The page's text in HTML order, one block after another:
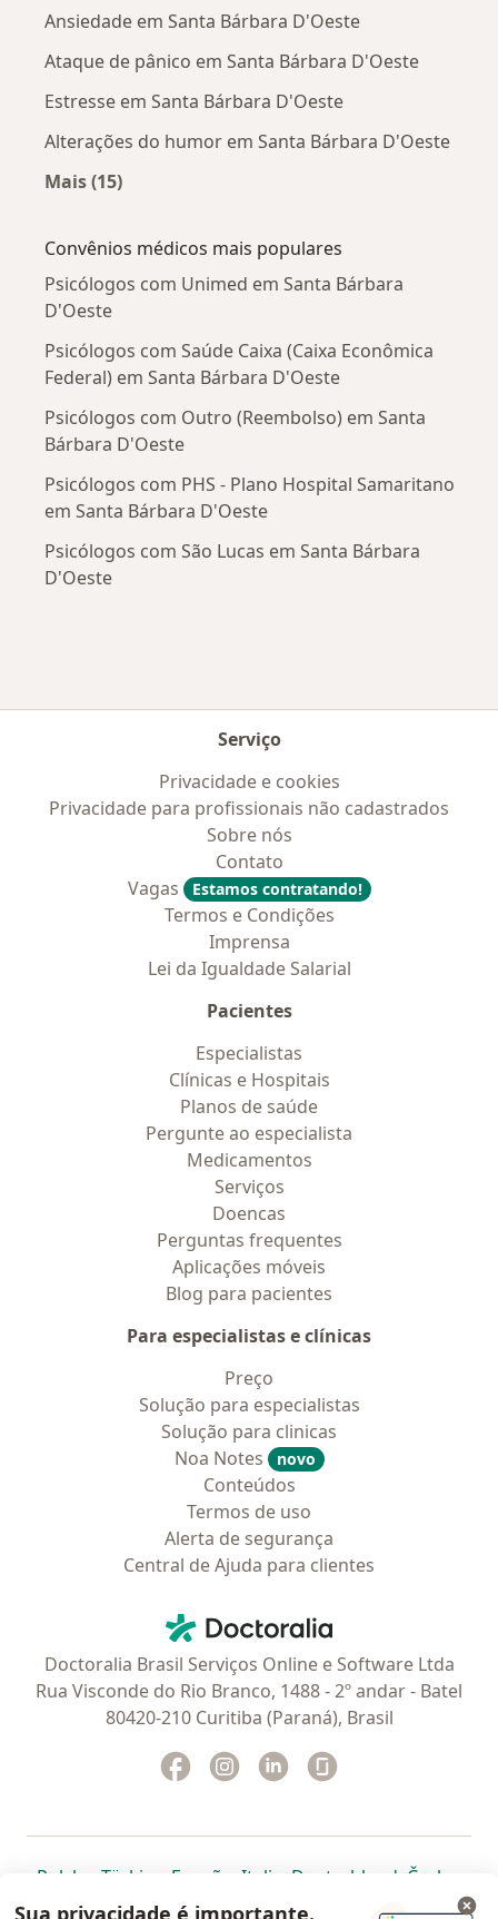
Ansiedade em Santa Bárbara D'Oeste
Ataque de pânico em Santa Bárbara D'Oeste
Estresse em Santa Bárbara D'Oeste
Alterações do humor em Santa Bárbara D'Oeste
Mais (15)
Convênios médicos mais populares
Psicólogos com Unimed em Santa Bárbara
D'Oeste
Psicólogos com Saúde Caixa (Caixa Econômica
Federal) em Santa Bárbara D'Oeste
Psicólogos com Outro (Reembolso) em Santa
Bárbara D'Oeste
Psicólogos com PHS - Plano Hospital Samaritano
em Santa Bárbara D'Oeste
Psicólogos com São Lucas em Santa Bárbara
D'Oeste
Serviço
Privacidade e cookies
Privacidade para profissionais não cadastrados
Sobre nós
Contato
Vagas
Estamos contratando!
Termos e Condições
Imprensa
Lei da Igualdade Salarial
Pacientes
Especialistas
Clínicas e Hospitais
Planos de saúde
Pergunte ao especialista
Medicamentos
Serviços
Doencas
Perguntas frequentes
Aplicações móveis
Blog para pacientes
Para especialistas e clínicas
Preço
Solução para especialistas
Solução para clinicas
Noa Notes
novo
Conteúdos
Termos de uso
Alerta de segurança
Central de Ajuda para clientes
Doctoralia - Homepage
Doctoralia Brasil Serviços Online e Software Ltda
Rua Visconde do Rio Branco, 1488 - 2º andar - Batel
80420-210 Curitiba (Paraná), Brasil
Facebook
abre num novo separador
Instagram
abre num novo separador
Linkedin
abre num novo
Polska abre num novo separador
Türkiye abre num novo separador
España abre num novo separador
Italia abre num novo
Deutschlandabre num
Česko
Portugal abre num novo separador
, México abre num novo separador
, abre num novo separador
Brasil abre num novoabre num
abre
Sua privacidade é importante.